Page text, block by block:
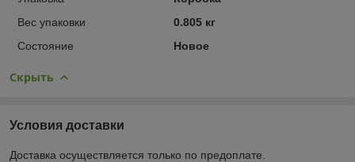
Вес упаковки
0.805 кг
Состояние
Новое
Скрыть
Условия доставки
Доставка осуществляется только по предоплате.